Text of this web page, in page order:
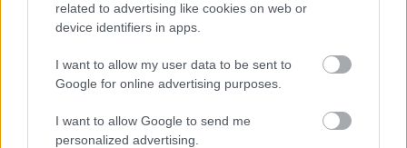
related to advertising like cookies on web or
device identifiers in apps.
I want to allow my user data to be sent to
Google for online advertising purposes.
I want to allow Google to send me
personalized advertising.
najlepšie riešenie pri rekonštrukcii Vašej strechy.
Odporučíme Vám profesionálneho a zaškoleného
montážnika z našej databázy, ktorý zrealizuje montáž
strešného systému Lindab na vysokej kvalitatívnej a
profesionálnej úrovni.